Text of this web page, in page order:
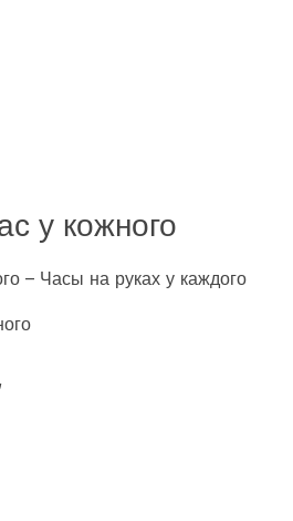
у кожного
– Часы на руках у каждого